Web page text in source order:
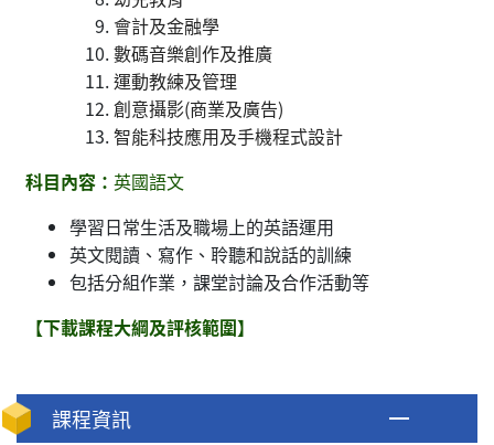
會計及金融學
數碼音樂創作及推廣
運動教練及管理
創意攝影(商業及廣告)
智能科技應用及手機程式設計
科目內容： 英國語文
學習日常生活及職場上的英語運用
英文閱讀、寫作、聆聽和說話的訓練
包括分組作業，課堂討論及合作活動等
【下載課程大綱及評核範圍】
課程資訊